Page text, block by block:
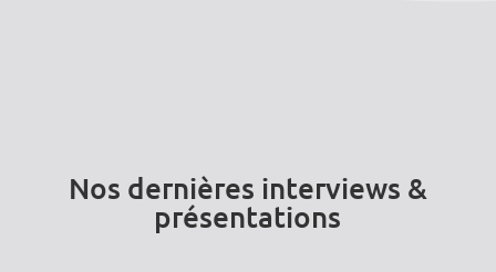
Nos dernières interviews &
présentations